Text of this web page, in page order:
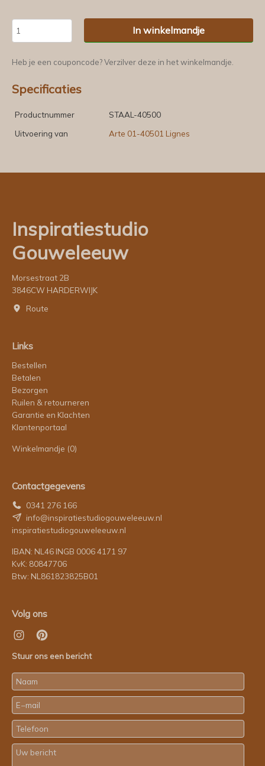
In winkelmandje
Heb je een couponcode? Verzilver deze in het winkelmandje.
Specificaties
Productnummer
STAAL-40500
Uitvoering van
Arte 01-40501 Lignes
Inspiratiestudio
Gouweleeuw
Morsestraat 2B
3846CW HARDERWIJK
Route
Links
Bestellen
Betalen
Bezorgen
Ruilen & retourneren
Garantie en Klachten
Klantenportaal
Winkelmandje (0)
Contactgegevens
0341 276 166
info@inspiratiestudiogouweleeuw.nl
inspiratiestudiogouweleeuw.nl
IBAN: NL46 INGB 0006 4171 97
KvK: 80847706
Btw: NL861823825B01
Volg ons
Stuur ons een bericht